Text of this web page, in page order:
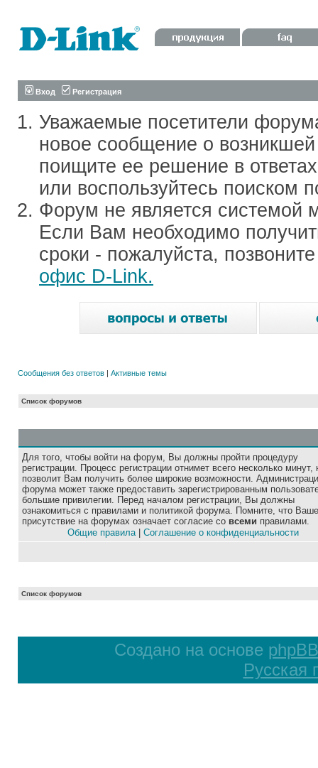
Вход Регистрация
Уважаемые посетители
новое сообщение о
поищите ее решение в
или воспользуйтесь поиском
Форум не является системой
Если Вам необходимо
сроки - пожалуйста,
офис D-Link.
Сообщения без ответов | Активные темы
Список форумов
Для того, чтобы войти на форум, Вы должны пройти процедуру
регистрации. Процесс регистрации отнимет всего несколько минут,
позволит Вам получить более широкие возможности.
форума может также предоставить зарегистрированным
большие привилегии. Перед началом регистрации, Вы должны
ознакомиться с правилами и политикой форума. Помните, что Ваше
присутствие на форумах означает согласие со всеми правилами.
Общие правила| Соглашение о конфиденциальности
Список форумов
Создано на основе phpBB
Русская